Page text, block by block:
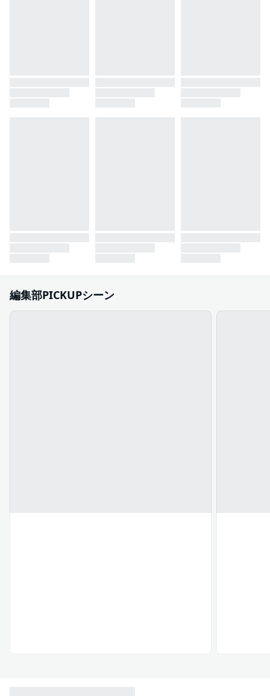
編集部PICKUPシーン